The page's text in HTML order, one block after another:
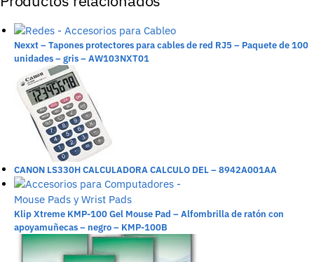
Nexxt – Tapones protectores para cables de red RJ5 – Paquete de 100
unidades – gris – AW103NXT01
CANON LS330H CALCULADORA CALCULO DEL – 8942A001AA
Klip Xtreme KMP-100 Gel Mouse Pad – Alfombrilla de ratón con
apoyamuñecas – negro – KMP-100B